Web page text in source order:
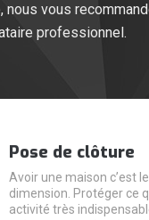
vous
professionnel.
Pose de clôture
Avoir une maison c’est
dimension. Protéger ce
activité très